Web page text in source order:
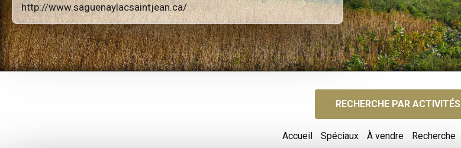
http://www.saguenaylacsaintjean.ca/
RECHERCHE PAR ACTIVITÉS
Accueil Spéciaux À vendre Recherche